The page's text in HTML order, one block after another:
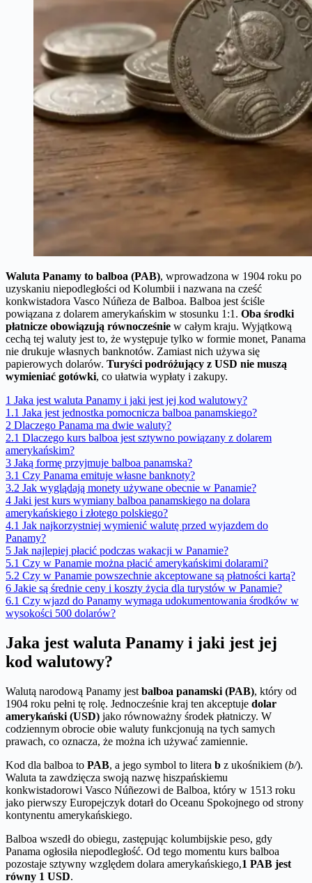
Waluta Panamy to balboa (PAB), wprowadzona w 1904 roku po
uzyskaniu niepodległości od Kolumbii i nazwana na cześć
konkwistadora Vasco Núñeza de Balboa. Balboa jest ściśle
powiązana z dolarem amerykańskim w stosunku 1:1. Oba środki
płatnicze obowiązują równocześnie w całym kraju. Wyjątkową
cechą tej waluty jest to, że występuje tylko w formie monet, Panama
nie drukuje własnych banknotów. Zamiast nich używa się
papierowych dolarów. Turyści podróżujący z USD nie muszą
wymieniać gotówki, co ułatwia wypłaty i zakupy.
1 Jaka jest waluta Panamy i jaki jest jej kod walutowy?
1.1 Jaka jest jednostka pomocnicza balboa panamskiego?
2 Dlaczego Panama ma dwie waluty?
2.1 Dlaczego kurs balboa jest sztywno powiązany z dolarem
amerykańskim?
3 Jaką formę przyjmuje balboa panamska?
3.1 Czy Panama emituje własne banknoty?
3.2 Jak wyglądają monety używane obecnie w Panamie?
4 Jaki jest kurs wymiany balboa panamskiego na dolara
amerykańskiego i złotego polskiego?
4.1 Jak najkorzystniej wymienić walutę przed wyjazdem do
Panamy?
5 Jak najlepiej płacić podczas wakacji w Panamie?
5.1 Czy w Panamie można płacić amerykańskimi dolarami?
5.2 Czy w Panamie powszechnie akceptowane są płatności kartą?
6 Jakie są średnie ceny i koszty życia dla turystów w Panamie?
6.1 Czy wjazd do Panamy wymaga udokumentowania środków w
wysokości 500 dolarów?
Jaka jest waluta Panamy i jaki jest jej
kod walutowy?
Walutą narodową Panamy jest balboa panamski (PAB), który od
1904 roku pełni tę rolę. Jednocześnie kraj ten akceptuje dolar
amerykański (USD) jako równoważny środek płatniczy. W
codziennym obrocie obie waluty funkcjonują na tych samych
prawach, co oznacza, że można ich używać zamiennie.
Kod dla balboa to PAB, a jego symbol to litera b z ukośnikiem (b/).
Waluta ta zawdzięcza swoją nazwę hiszpańskiemu
konkwistadorowi Vasco Núñezowi de Balboa, który w 1513 roku
jako pierwszy Europejczyk dotarł do Oceanu Spokojnego od strony
kontynentu amerykańskiego.
Balboa wszedł do obiegu, zastępując kolumbijskie peso, gdy
Panama ogłosiła niepodległość. Od tego momentu kurs balboa
pozostaje sztywny względem dolara amerykańskiego,1 PAB jest
równy 1 USD.